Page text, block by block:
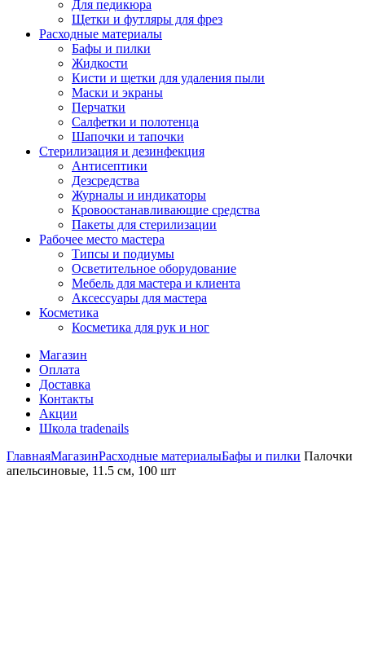
Для педикюра
Щетки и футляры для фрез
Расходные материалы
Бафы и пилки
Жидкости
Кисти и щетки для удаления пыли
Маски и экраны
Перчатки
Салфетки и полотенца
Шапочки и тапочки
Стерилизация и дезинфекция
Антисептики
Дезсредства
Журналы и индикаторы
Кровоостанавливающие средства
Пакеты для стерилизации
Рабочее место мастера
Типсы и подиумы
Осветительное оборудование
Мебель для мастера и клиента
Аксессуары для мастера
Косметика
Косметика для рук и ног
Магазин
Оплата
Доставка
Контакты
Акции
Школа tradenails
ГлавнаяМагазинРасходные материалыБафы и пилки Палочки
апельсиновые, 11.5 см, 100 шт